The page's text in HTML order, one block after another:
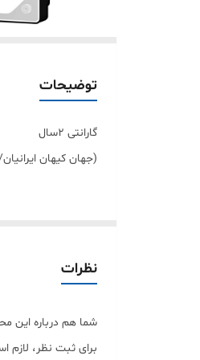
توضیحات
گارانتی 2سال
(جهان کیهان
2- هر گونه تعویض و خدشه در هولوگرام * برچسب * و شماره سریال
3- دستکاری توسط تعمیر کاران خارج از مجموعه و شرکت
نظرات
شما هم درباره این
برای ثبت نظر، لازم